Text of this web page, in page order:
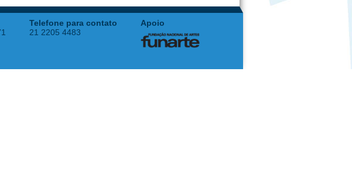
Telefone para contato
21 2205 4483
Apoio